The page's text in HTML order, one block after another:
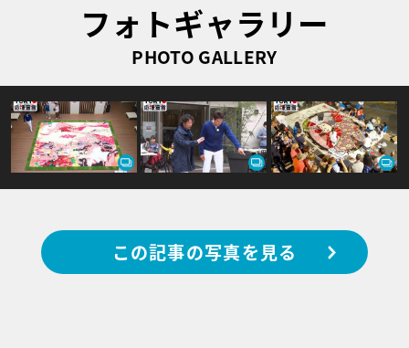
フォトギャラリー
PHOTO GALLERY
この記事の写真を見る